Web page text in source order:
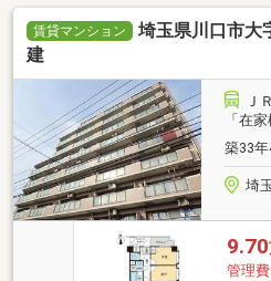
賃貸マンション
埼玉県川口市大
建
Ｊ
「在
築33
埼
9.70
管理